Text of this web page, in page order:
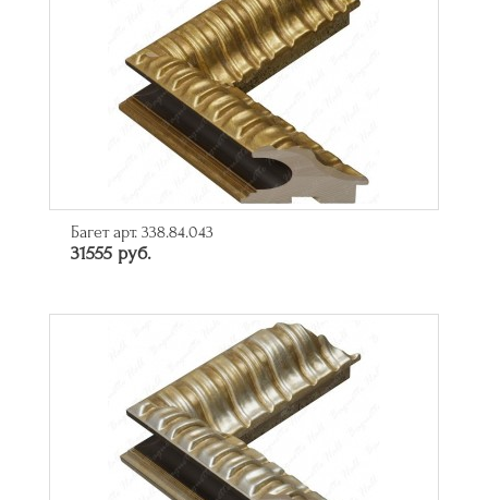
Багет арт. 338.84.043
31555 руб.